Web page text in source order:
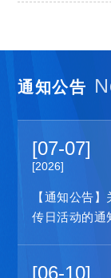
通知公告
[07-07]
[2026]
【通知公告
传日活动的通
[06-10]